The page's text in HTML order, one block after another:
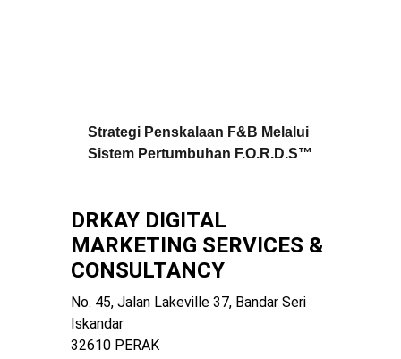
DRKAY DIGITAL
MARKETING SERVICES &
CONSULTANCY
No. 45, Jalan Lakeville 37, Bandar Seri
Iskandar
32610 PERAK
Strategi Penskalaan F&B Melalui
Sistem Pertumbuhan F.O.R.D.S™